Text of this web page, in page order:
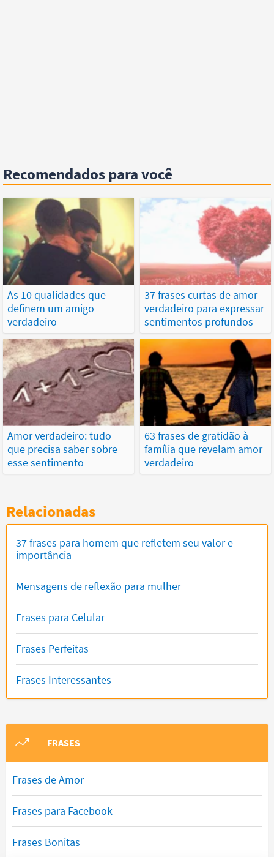
Recomendados para você
As 10 qualidades que
definem um amigo
verdadeiro
37 frases curtas de amor
verdadeiro para expressar
sentimentos profundos
Amor verdadeiro: tudo
que precisa saber sobre
esse sentimento
63 frases de gratidão à
família que revelam amor
verdadeiro
Relacionadas
37 frases para homem que refletem seu valor e
importância
Mensagens de reflexão para mulher
Frases para Celular
Frases Perfeitas
Frases Interessantes
FRASES
Frases de Amor
Frases para Facebook
Frases Bonitas